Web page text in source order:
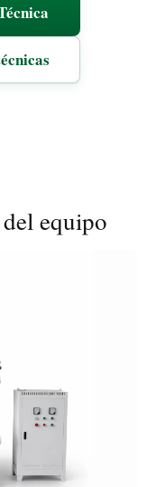
equipo